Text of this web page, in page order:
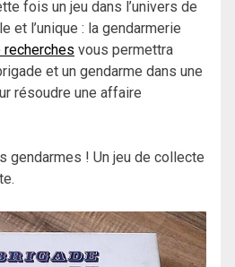
fois un jeu dans l’univers de
et l’unique : la gendarmerie
recherches vous permettra
et un gendarme dans une
résoudre une affaire
gendarmes ! Un jeu de collecte